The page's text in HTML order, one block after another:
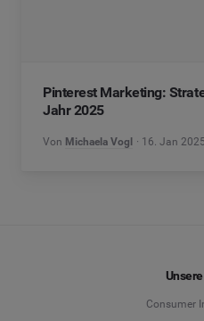
Pinterest Marketing:
Jahr 2025
Von Michaela Vogl 16. Jan 2025
Consumer